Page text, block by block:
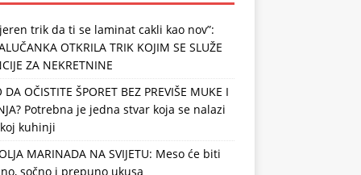
trik da ti se laminat cakli kao nov”:
OTKRILA TRIK KOJIM SE SLUŽE
ZA NEKRETNINE
DA OČISTITE ŠPORET BEZ PREVIŠE MUKE I
Potrebna je jedna stvar koja se nalazi
kuhinji
MARINADA NA SVIJETU: Meso će biti
sočno i prepuno ukusa